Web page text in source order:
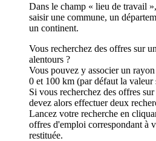
Dans le champ « lieu de travail
saisir une commune, un
un continent.
Vous recherchez des offres sur
alentours ?
Vous pouvez y associer un
0 et 100 km (par défaut la valeur
Si vous recherchez des offres
devez alors effectuer deux
Lancez votre recherche en
offres d'emploi correspondant à
restituée.